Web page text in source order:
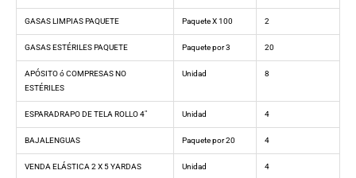
GASAS LIMPIAS PAQUETE Paquete X 100 2
GASAS ESTÉRILES PAQUETE Paquete por 3 20
APÓSITO ó COMPRESAS NO
ESTÉRILES
Unidad 8
ESPARADRAPO DE TELA ROLLO 4″ Unidad 4
BAJALENGUAS Paquete por 20 4
VENDA ELÁSTICA 2 X 5 YARDAS Unidad 4